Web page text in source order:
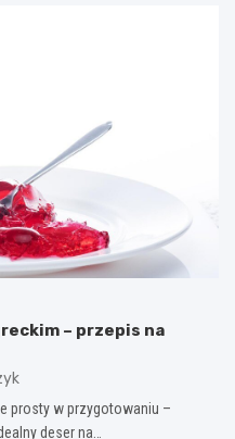
– przepis na
prosty w przygotowaniu –
deser na…